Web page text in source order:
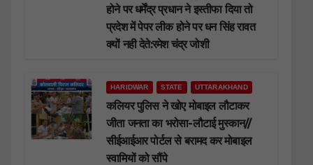
होने पर धर्मेंद्र प्रधान ने इस्तीफा दिया तो
प्रदेश में पेपर लीक होने पर धन सिंह रावत
क्यों नही देते:रमेश चंद्र जोशी
HARIDWAR STATE UTTARAKHAND
कलियर पुलिस ने खोए मोबाइल लौटाकर
जीता जनता का भरोसा-लौटाई मुस्कान//
सीईआईआर पोर्टल से बरामद कर मोबाइल
स्वामियों को सौंपे